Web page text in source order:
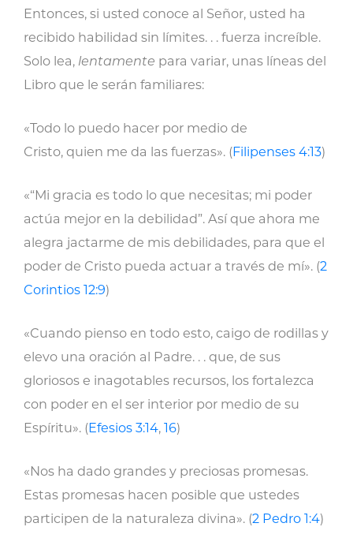
Entonces, si usted conoce al Señor, usted ha
recibido habilidad sin límites. . . fuerza increíble.
Solo lea, lentamente para variar, unas líneas del
Libro que le serán familiares:
«Todo lo puedo hacer por medio de
Cristo, quien me da las fuerzas». (Filipenses 4:13)
«“Mi gracia es todo lo que necesitas; mi poder
actúa mejor en la debilidad”. Así que ahora me
alegra jactarme de mis debilidades, para que el
poder de Cristo pueda actuar a través de mí». (2
Corintios 12:9)
«Cuando pienso en todo esto, caigo de rodillas y
elevo una oración al Padre. . . que, de sus
gloriosos e inagotables recursos, los fortalezca
con poder en el ser interior por medio de su
Espíritu». (Efesios 3:14, 16)
«Nos ha dado grandes y preciosas promesas.
Estas promesas hacen posible que ustedes
participen de la naturaleza divina». (2 Pedro 1:4)